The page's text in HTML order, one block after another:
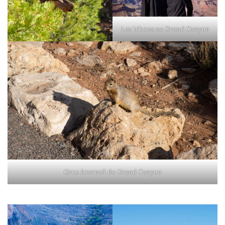
Les bibous au Grand Canyon
Gros écureuil du Grand Canyon